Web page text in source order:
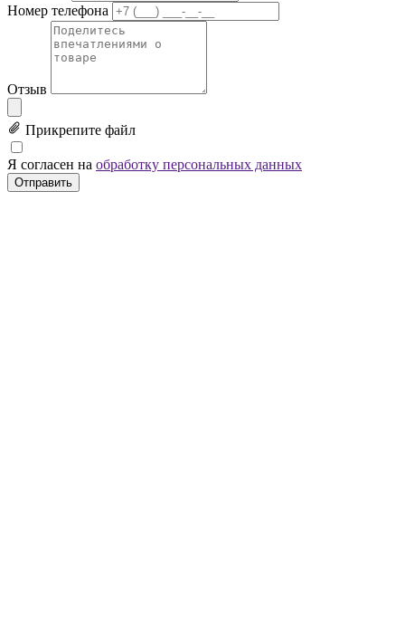
Номер телефона
Отзыв
Прикрепите файл
Я согласен на обработку персональных данных